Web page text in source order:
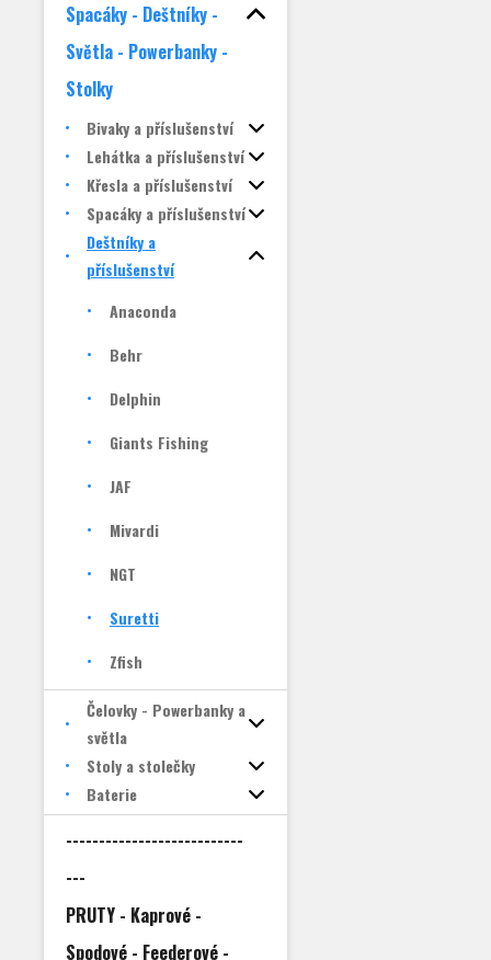
Spacáky - Deštníky -
Světla - Powerbanky -
Stolky
Bivaky a příslušenství
Lehátka a příslušenství
Křesla a příslušenství
Spacáky a příslušenství
Deštníky a
příslušenství
Anaconda
Behr
Delphin
Giants Fishing
JAF
Mivardi
NGT
Suretti
Zfish
Čelovky - Powerbanky a
světla
Stoly a stolečky
Baterie
---------------------------
---
PRUTY - Kaprové -
Spodové - Feederové -